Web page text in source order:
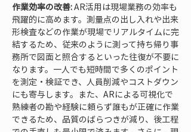
作業効率の改善: AR活用は現場業務の効率も
飛躍的に高めます。測量点の出し入れや出来
形検査などの作業が現場でリアルタイムに完
結するため、従来のように測って持ち帰り事
務所で図面と照合するといった往復が不要に
なります。一人でも短時間で多くのポイント
を測定・検証でき、人員削減やコストダウン
にも寄与します。また、ARによる可視化で
熟練者の勘や経験に頼らず誰もが正確に作業
できるため、品質のばらつきが減り、後工程